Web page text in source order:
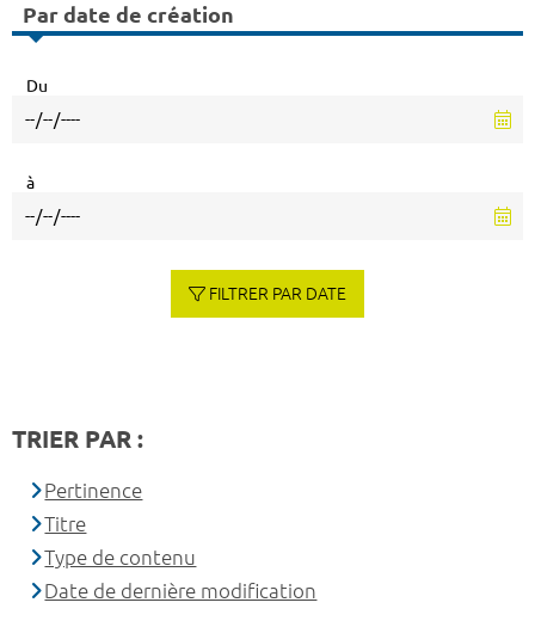
Par date de création
Du
à
FILTRER PAR DATE
TRIER PAR :
Pertinence
Titre
Type de contenu
Date de dernière modification